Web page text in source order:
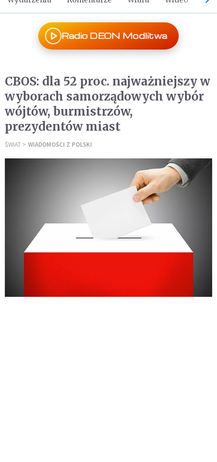
Radio DEON Modlitwa
CBOS: dla 52 proc. najważniejszy w
wyborach samorządowych wybór
wójtów, burmistrzów,
prezydentów miast
ŚWIAT WIADOMOŚCI Z POLSKI